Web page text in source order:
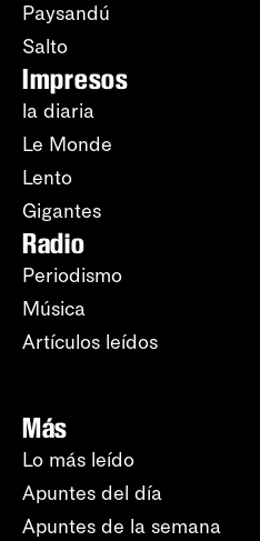
Paysandú
Salto
Impresos
la diaria
Le Monde
Lento
Gigantes
Radio
Periodismo
Música
Artículos leídos
Más
Lo más leído
Apuntes del día
Apuntes de la semana